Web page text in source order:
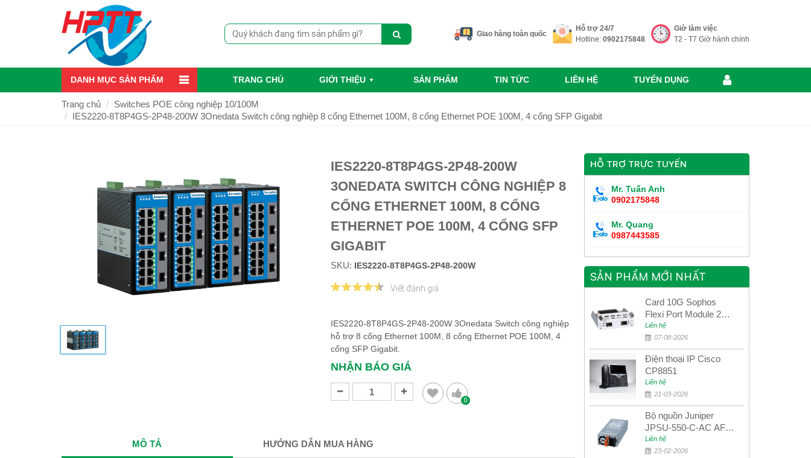
Giao hàng toàn quốc
Hỗ trợ 24/7
Hotline: 0902175848
Giờ làm việc
T2 - T7 Giờ hành chính
DANH MỤC SẢN PHẨM TRANG CHỦ GIỚI THIỆU SẢN PHẨM TIN TỨC LIÊN HỆ TUYỂN DỤNG
Trang chủ
Switches POE công nghiệp 10/100M
IES2220-8T8P4GS-2P48-200W 3Onedata Switch công nghiệp 8 cổng Ethernet 100M, 8 cổng Ethernet POE 100M, 4 cổng SFP Gigabit
IES2220-8T8P4GS-2P48-200W
3ONEDATA SWITCH CÔNG NGHIỆP 8
CỔNG ETHERNET 100M, 8 CỔNG
ETHERNET POE 100M, 4 CỔNG SFP
GIGABIT
SKU: IES2220-8T8P4GS-2P48-200W
Viết đánh giá
IES2220-8T8P4GS-2P48-200W 3Onedata Switch công nghiệp
hỗ trợ 8 cổng Ethernet 100M, 8 cổng Ethernet POE 100M, 4
cổng SFP Gigabit.
NHẬN BÁO GIÁ
0
MÔ TẢ HƯỚNG DẪN MUA HÀNG
HỖ TRỢ TRỰC TUYẾN
Mr. Tuấn Anh
0902175848
Mr. Quang
0987443585
SẢN PHẨM MỚI NHẤT
Card 10G Sophos
Flexi Port Module 2
port 10GbE SFP+
SGMOD2F2PUR
2port 10GbE SFP+
Liên hệ
07-08-2026
Điện thoại IP Cisco
CP8851
Liên hệ
21-03-2026
Bộ nguồn Juniper
JPSU-550-C-AC AFO
nguồn AC công suất
550W dùng cho dòng
Liên hệ
23-02-2026